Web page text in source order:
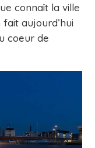
connaît la ville
aujourd’hui
coeur de